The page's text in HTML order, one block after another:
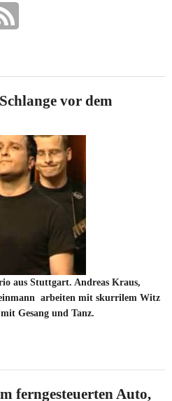
vor dem
aus Stuttgart. Andreas Kraus,
arbeiten mit skurrilem Witz
Gesang und Tanz.
ferngesteuerten Auto,